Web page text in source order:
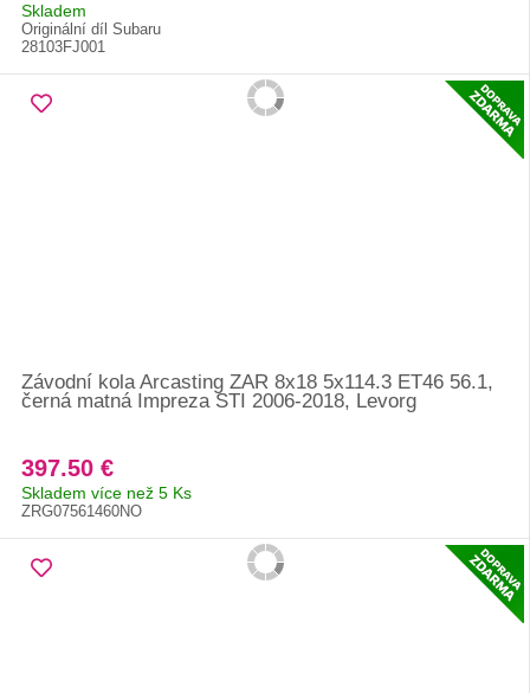
Skladem
Originální díl Subaru
28103FJ001
Závodní kola Arcasting ZAR 8x18 5x114.3 ET46 56.1,
černá matná Impreza STI 2006-2018, Levorg
397.50 €
Skladem více než 5 Ks
ZRG07561460NO